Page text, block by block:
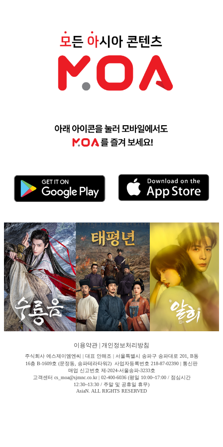
이용약관 개인정보처리방침
주식회사 에스제이엠엔씨 | 대표 안해조 | 서울특별시 송파구 송파대로 201, B동
16층 B-1609호 (문정동, 송파테라타워2) 사업자등록번호 218-87-02390 | 통신판
매업 신고번호 제-2024-서울송파-3233호
고객센터 cs_moa@sjmnc.co.kr | 02-400-6036 (평일 10:00~17:00 / 점심시간
12:30~13:30 / 주말 및 공휴일 휴무)
AsiaN. ALL RIGHTS RESERVED